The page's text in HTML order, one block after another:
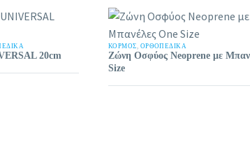
20cm
ΚΟΡΜΌΣ, ΟΡΘΟΠΕΔΙΚΑ
Ζώνη Οσφύος Neoprene με
Size